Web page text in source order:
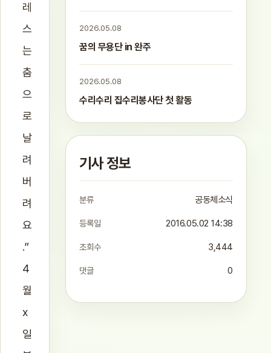
레
스
는
춤
으
로
날
려
버
려
요
.”
4
월
x
일
2026.05.08
꿈의 무용단 in 완주
2026.05.08
수리수리 집수리봉사단 첫 활동
기사 정보
분류 공동체소식
등록일 2016.05.02 14:38
조회수 3,444
댓글 0